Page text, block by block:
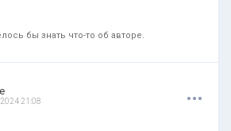
бы знать что-то об авторе.
21:08 ...